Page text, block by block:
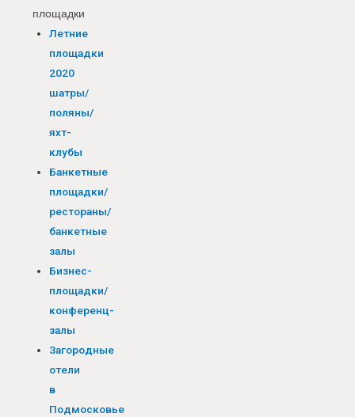
площадки
Летние
площадки
2020
шатры/
поляны/
яхт-
клубы
Банкетные
площадки/
рестораны/
банкетные
залы
Бизнес-
площадки/
конференц-
залы
Загородные
отели
в
Подмосковье